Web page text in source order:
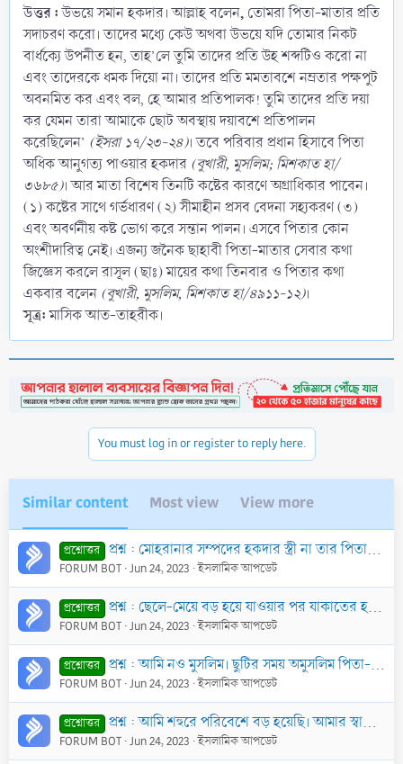
উত্তর :উভয়ে সমান হকদার। আল্লাহ বলেন, তোমরা পিতা-মাতার প্রতি
সদাচরণ করো। তাদের মধ্যে কেউ অথবা উভয়ে যদি তোমার নিকট
বার্ধক্যে উপনীত হন, তাহ’লে তুমি তাদের প্রতি উহ শব্দটিও করো না
এবং তাদেরকে ধমক দিয়ো না। তাদের প্রতি মমতাবশে নম্রতার পক্ষপুট
অবনমিত কর এবং বল, হে আমার প্রতিপালক! তুমি তাদের প্রতি দয়া
কর যেমন তারা আমাকে ছোট অবস্থায় দয়াবশে প্রতিপালন
করেছিলেন’ (ইসরা ১৭/২৩-২৪)। তবে পরিবার প্রধান হিসাবে পিতা
অধিক আনুগত্য পাওয়ার হকদার (বুখারী, মুসলিম; মিশকাত হা/
৩৬৮৫)। আর মাতা বিশেষ তিনটি কষ্টের কারণে অগ্রাধিকার পাবেন।
(১) কষ্টের সাথে গর্ভধারণ (২) সীমাহীন প্রসব বেদনা সহ্যকরণ (৩)
এবং অবর্ণনীয় কষ্ট ভোগ করে সন্তান পালন। এসবে পিতার কোন
অংশীদারিত্ব নেই। এজন্য জনৈক ছাহাবী পিতা-মাতার সেবার কথা
জিজ্ঞেস করলে রাসূল (ছাঃ) মায়ের কথা তিনবার ও পিতার কথা
একবার বলেন (বুখারী, মুসলিম, মিশকাত হা/৪৯১১-১২)।
সূত্র:মাসিক আত-তাহরীক।
You must log in or register to reply here.
Similar content Most view View more
প্রশ্নোত্তর প্রশ্ন : মোহরানার সম্পদের হকদার স্ত্রী না তার পিতা? পিতা সে টাকা ব্যবহার করলে পরে তা ফেরত দিতে হবে কি?
FORUM BOT Jun 24, 2023 ইসলামিক আপডেট
প্রশ্নোত্তর প্রশ্ন : ছেলে-মেয়ে বড় হয়ে যাওয়ার পর যাকাতের হকদার হলে পিতা স্বীয় যাকাতের অর্থ ছেলে-মেয়েকে দিতে পারবে কি?
FORUM BOT Jun 24, 2023 ইসলামিক আপডেট
প্রশ্নোত্তর প্রশ্ন : আমি নও মুসলিম। ছুটির সময় অমুসলিম পিতা-মাতার সাথে মিলিত হ’লে তাদের রান্নাকৃত খাবার খাওয়া যাবে কি?
FORUM BOT Jun 24, 2023 ইসলামিক আপডেট
প্রশ্নোত্তর প্রশ্ন : আমি শহুরে পরিবেশে বড় হয়েছি। আমার স্বামী আমাকে শহরে রাখতে চায়। কিন্তু শ্বশুর-শ্বাশুড়ী আমাকে গ্রামে রাখার পক্ষে। স্বামী তার পিতা-মাতার নির্দেশ
FORUM BOT Jun 24, 2023 ইসলামিক আপডেট